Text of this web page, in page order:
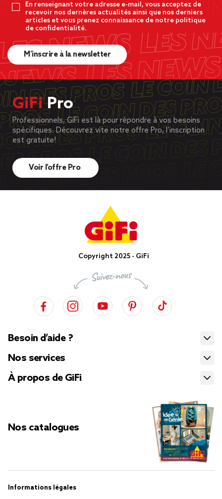
En renseignant votre adresse e-mail, vous acceptez de
recevoir nos dernères actualités ainsi que nos derniers
articles et vous prenez connaissance de notre politique
de confidentialité.
M’inscrire à la newsletter
GiFiPro
Professionnels, GiFi est là pour répondre à vos besoins
spécifiques. Découvrez vite notre offre Pro, l’inscription
est gratuite!
Voir l’offre Pro
Copyright 2025 - GiFi
Besoin d’aide ?
Nos services
À propos de GiFi
Nos catalogues
Informations légales